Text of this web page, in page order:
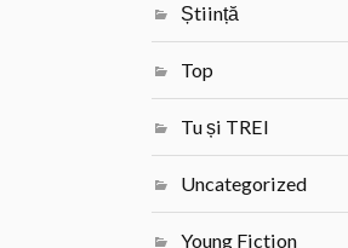
Știință
Top
Tu și TREI
Uncategorized
Young Fiction